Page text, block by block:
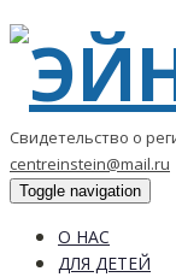
Свидетельство о
centreinstein@mail.ru
Toggle navigation
О НАС
ДЛЯ ДЕТЕЙ